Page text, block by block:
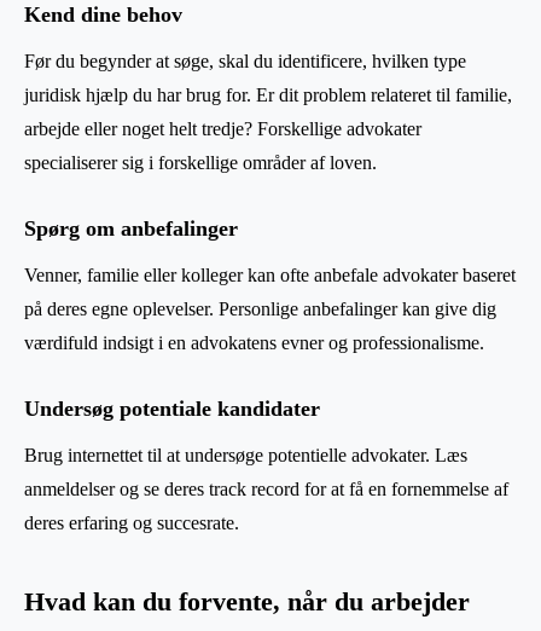
Kend dine behov
Før du begynder at søge, skal du identificere, hvilken type
juridisk hjælp du har brug for. Er dit problem relateret til familie,
arbejde eller noget helt tredje? Forskellige advokater
specialiserer sig i forskellige områder af loven.
Spørg om anbefalinger
Venner, familie eller kolleger kan ofte anbefale advokater baseret
på deres egne oplevelser. Personlige anbefalinger kan give dig
værdifuld indsigt i en advokatens evner og professionalisme.
Undersøg potentiale kandidater
Brug internettet til at undersøge potentielle advokater. Læs
anmeldelser og se deres track record for at få en fornemmelse af
deres erfaring og succesrate.
Hvad kan du forvente, når du arbejder